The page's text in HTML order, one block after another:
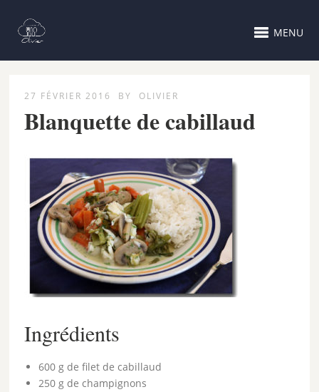
MENU
27 FÉVRIER 2016 BY OLIVIER
Blanquette de cabillaud
Ingrédients
600 g de filet de cabillaud
250 g de champignons